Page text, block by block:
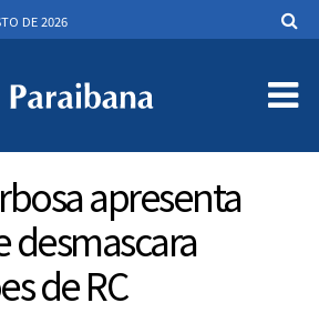
DE 2026
apresenta
desmascara
de RC